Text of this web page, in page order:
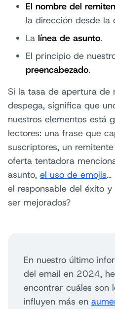
El nombre del
la dirección desde la
La línea de asunto.
El principio de
preencabezado.
Si la tasa de apertura de
despega, significa que
nuestros elementos está
lectores: una frase que
suscriptores, un
oferta tentadora
asunto, el uso de emojis…
el responsable del éxito
ser mejorados?
En nuestro último
del email en 2024,
encontrar cuáles son
influyen más en